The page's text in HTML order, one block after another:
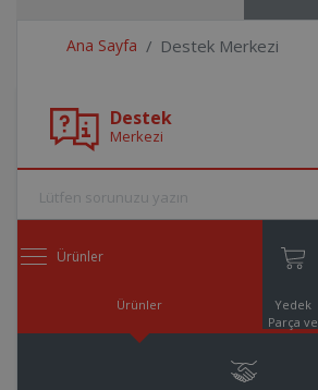
Ana Sayfa Destek Merkezi
Destek
Merkezi
Ürünler
Ürünler
Yedek
Parça ve